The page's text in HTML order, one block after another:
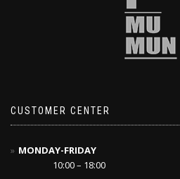
CUSTOMER CENTER
MONDAY-FRIDAY
10:00 – 18:00